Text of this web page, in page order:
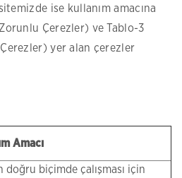
ise kullanım amacına
Çerezler) ve Tablo-3
yer alan çerezler
Amacı
doğru biçimde çalışması için